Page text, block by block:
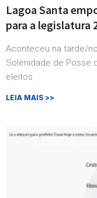
Lagoa Santa
para a legislatura
Aconteceu na tarde/
Solenidade de Posse
eleitos
LEIA MAIS >>